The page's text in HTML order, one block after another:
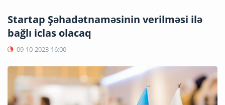
Startap Şəhadətnaməsinin verilməsi ilə
bağlı iclas olacaq
09-10-2023 16:00